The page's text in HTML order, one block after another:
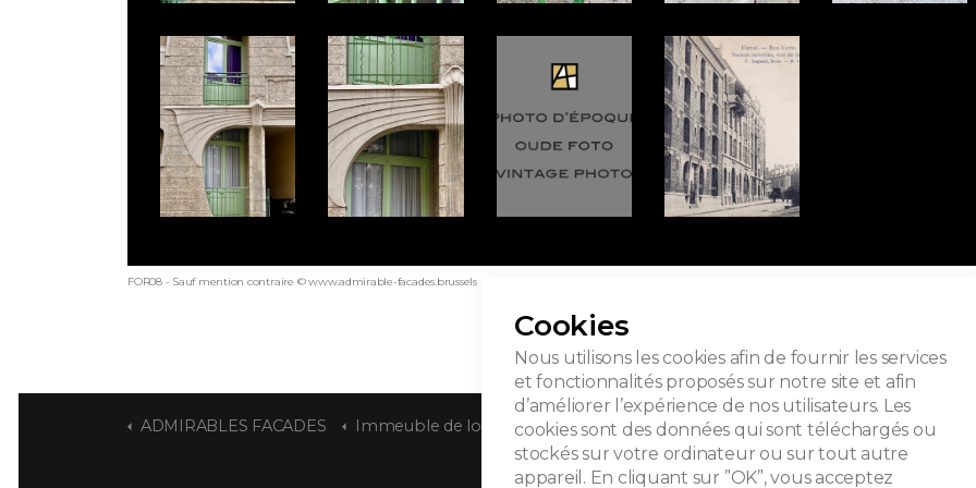
FOR08 - Sauf mention contraire © www.admirable-facades.brussels pour toutes les photos
ADMIRABLES FACADES Immeuble de logements sociaux Marconi
Cookies
Nous utilisons les cookies afin de fournir les services
et fonctionnalités proposés sur notre site et afin
d’améliorer l’expérience de nos utilisateurs. Les
cookies sont des données qui sont téléchargés ou
stockés sur votre ordinateur ou sur tout autre
appareil. En cliquant sur ”OK”, vous acceptez